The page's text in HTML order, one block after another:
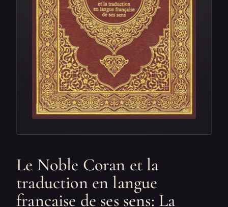
Le Noble Coran et la
traduction en langue
francaise de ses sens: La